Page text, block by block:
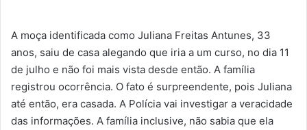
A moça identificada como Juliana Freitas Antunes, 33
anos, saiu de casa alegando que iria a um curso, no dia 11
de julho e não foi mais vista desde então. A família
registrou ocorrência. O fato é surpreendente, pois Juliana
até então, era casada. A Polícia vai investigar a veracidade
das informações. A família inclusive, não sabia que ela